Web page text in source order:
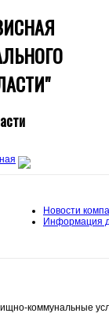
Новости
Информация
коммунальные